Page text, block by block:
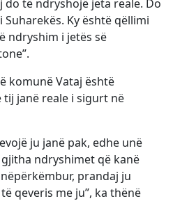
do të ndryshojë jeta reale. Do
Ky është qëllimi
ndryshim i jetës së
komunë Vataj është
janë reale i sigurt në
ju janë pak, edhe unë
ndryshimet që kanë
prandaj ju
qeveris me ju”, ka thënë